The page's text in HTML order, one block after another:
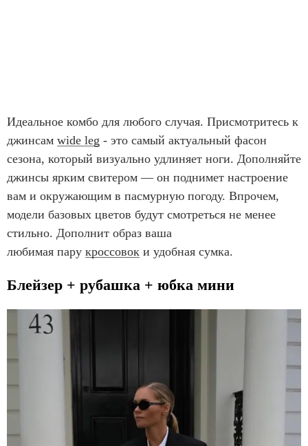
Идеальное комбо для любого случая. Присмотритесь к
джинсам wide leg - это самый актуальный фасон
сезона, который визуально удлиняет ноги. Дополняйте
джинсы ярким свитером — он поднимет настроение
вам и окружающим в пасмурную погоду. Впрочем,
модели базовых цветов будут смотреться не менее
стильно. Дополнит образ ваша
любимая пару кроссовок и удобная сумка.
Блейзер + рубашка + юбка мини